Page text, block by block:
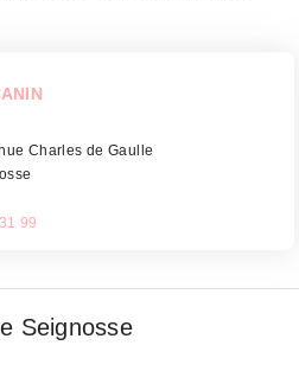
Charles de Gaulle
99
Seignosse